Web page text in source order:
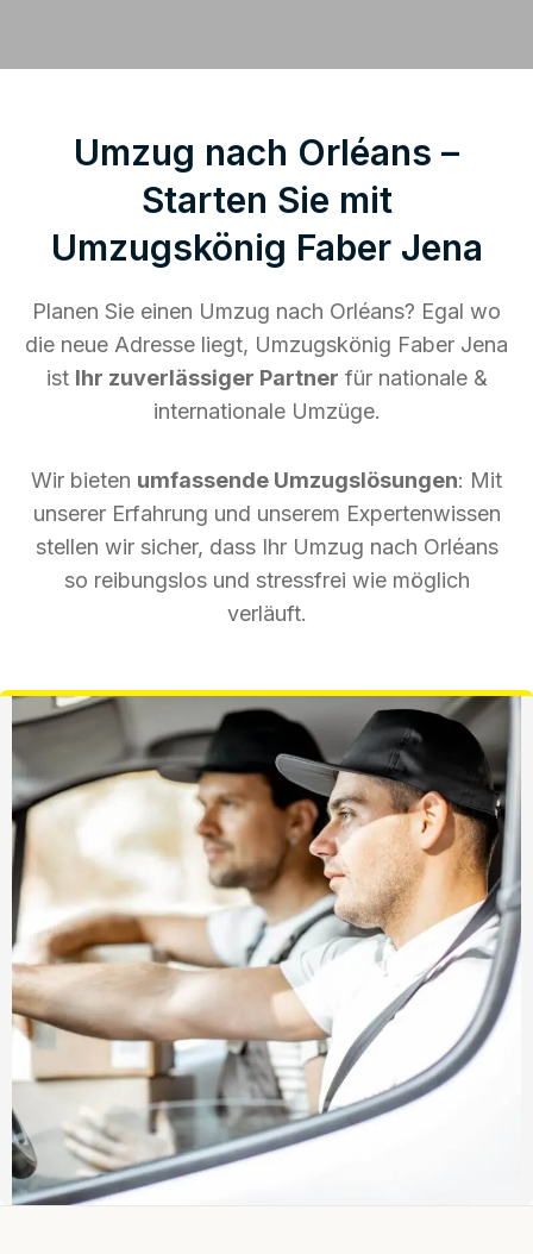
Umzug nach Orléans –
Starten Sie mit
Umzugskönig Faber Jena
Planen Sie einen Umzug nach Orléans? Egal wo
die neue Adresse liegt, Umzugskönig Faber Jena
ist Ihr zuverlässiger Partner für nationale &
internationale Umzüge.
Wir bieten umfassende Umzugslösungen: Mit
unserer Erfahrung und unserem Expertenwissen
stellen wir sicher, dass Ihr Umzug nach Orléans
so reibungslos und stressfrei wie möglich
verläuft.